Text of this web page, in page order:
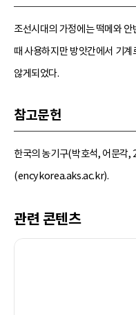
조선시대의 가정에는 떡메와
때 사용하지만 방앗간에서 기
않게되었다.
참고문헌
한국의 농기구(박호석, 어문각
(encykorea.aks.ac.kr).
관련 콘텐츠